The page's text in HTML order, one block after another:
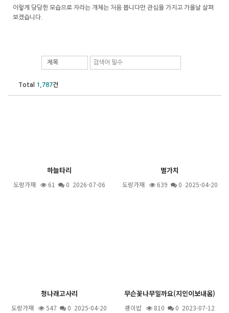
이렇게 당당한 모습으로 자라는 개체는 처음 봅니다만 관심을 가지고 가을날 살펴
보겠습니다.
제목
Total 1,787건
하늘타리
도랑가재 61 0 2026-07-06
멸가치
도랑가재 639 0 2025-04-20
청나래고사리
도랑가재 547 0 2025-04-20
무슨꽃나무일까요(지인이보내옴)
괭이밥 810 0 2023-07-12